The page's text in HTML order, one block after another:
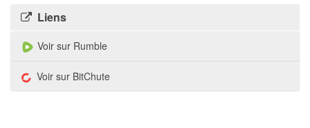
Liens
Voir sur Rumble
Voir sur BitChute